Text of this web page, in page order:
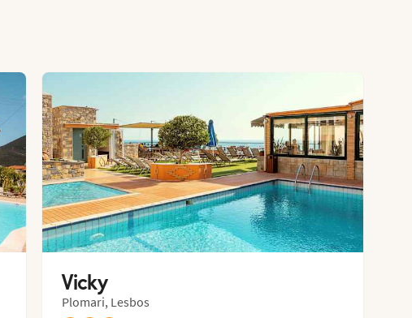
Vicky
Plomari, Lesbos